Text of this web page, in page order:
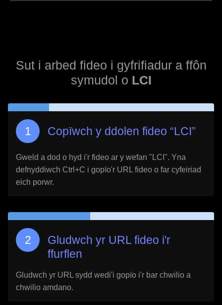
Sut i arbed fideo i gyfrifiadur a ffôn
symudol o LCI
Copïwch y ddolen fideo “LCI”
Gweld a dod o hyd i'r fideo ar y wefan " LCI ". Yna
defnyddiwch Ctrl+C i gopïo'r URL fideo o far cyfeiriad
eich porwr.
Gludwch yr URL fideo i'r
ffurflen
Gludwch yr URL sydd wedi'i gopïo i'r bar chwilio a
chwilio amdano.